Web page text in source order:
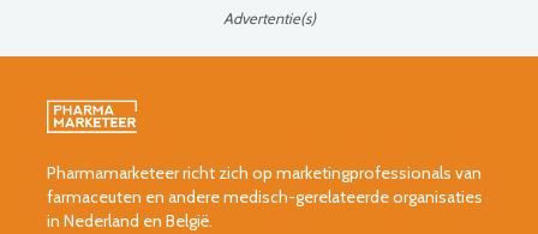
Advertentie(s)
Pharmamarketeer richt zich op marketingprofessionals van
farmaceuten en andere medisch-gerelateerde organisaties
in Nederland en België.